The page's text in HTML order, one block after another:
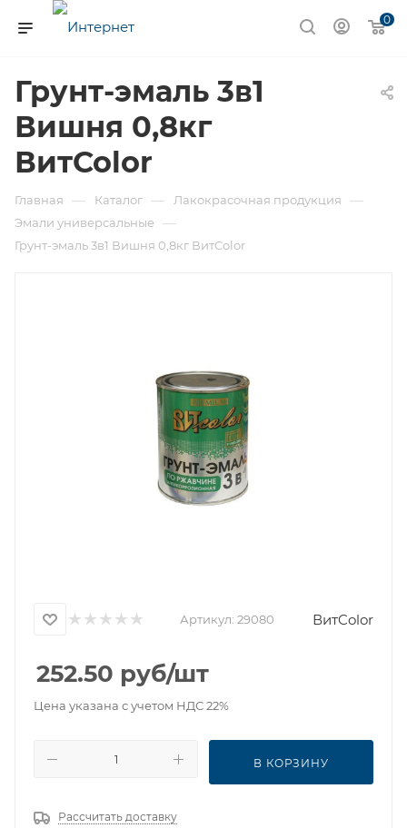
0
Грунт-эмаль 3в1
Вишня 0,8кг
ВитColor
Главная — Каталог — Лакокрасочная продукция —
Эмали универсальные —
Грунт-эмаль 3в1 Вишня 0,8кг ВитColor
Артикул: 29080 ВитColor
252.50 руб/шт
Цена указана с учетом НДС 22%
В КОРЗИНУ
Рассчитать доставку